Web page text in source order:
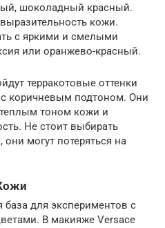
шоколадный красный.
кожи.
с яркими и смелыми
или оранжево-красный.
терракотовые оттенки
с коричневым подтоном. Они
тоном кожи и
Не стоит выбирать
могут потеряться на
для экспериментов с
В макияже Versace